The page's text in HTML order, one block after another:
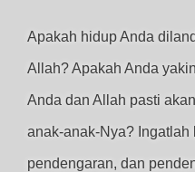
Apakah hidup Anda
Allah? Apakah Anda
Anda dan Allah pasti
anak-anak-Nya?
pendengaran, dan